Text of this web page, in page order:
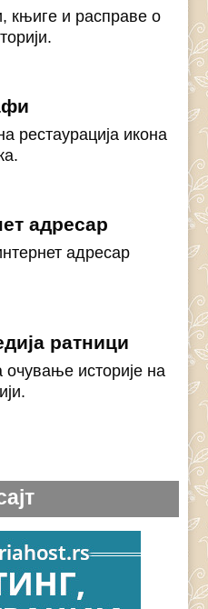
књиге и расправе о
рестаурација икона
адресар
адресар
ратници
очување историје на